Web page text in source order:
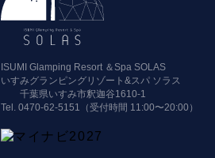
ISUMI Glamping Resort ＆Spa SOLAS
いすみグランピングリゾート&スパ ソラス
千葉県いすみ市釈迦谷1610-1
Tel. 0470-62-5151（受付時間 11:00〜20:00）